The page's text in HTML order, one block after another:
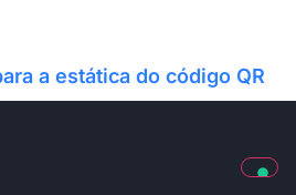
a estática do código QR